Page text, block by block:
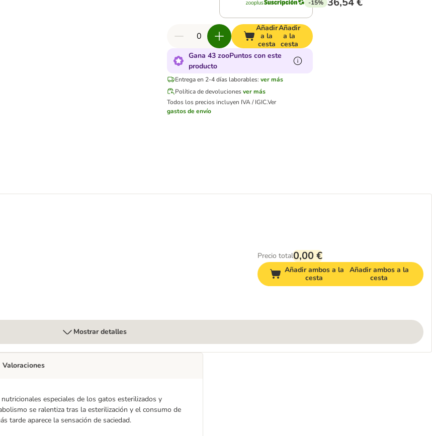
-15%
Añadir
a la
cesta
Añadir
a la
cesta
Gana 43 zooPuntos con este
producto
Entrega en 2-4 días laborables: ver más
Política de devoluciones ver más
Todos los precios incluyen IVA / IGIC.Ver
gastos de envío
gatos
Precio total0,00 €
Añadir ambos a la
cesta
Añadir ambos a la
cesta
Mostrar detalles
especiales de los gatos esterilizados y
se ralentiza tras la esterilización y el consumo de
tarde aparece la sensación de saciedad.
Valoraciones